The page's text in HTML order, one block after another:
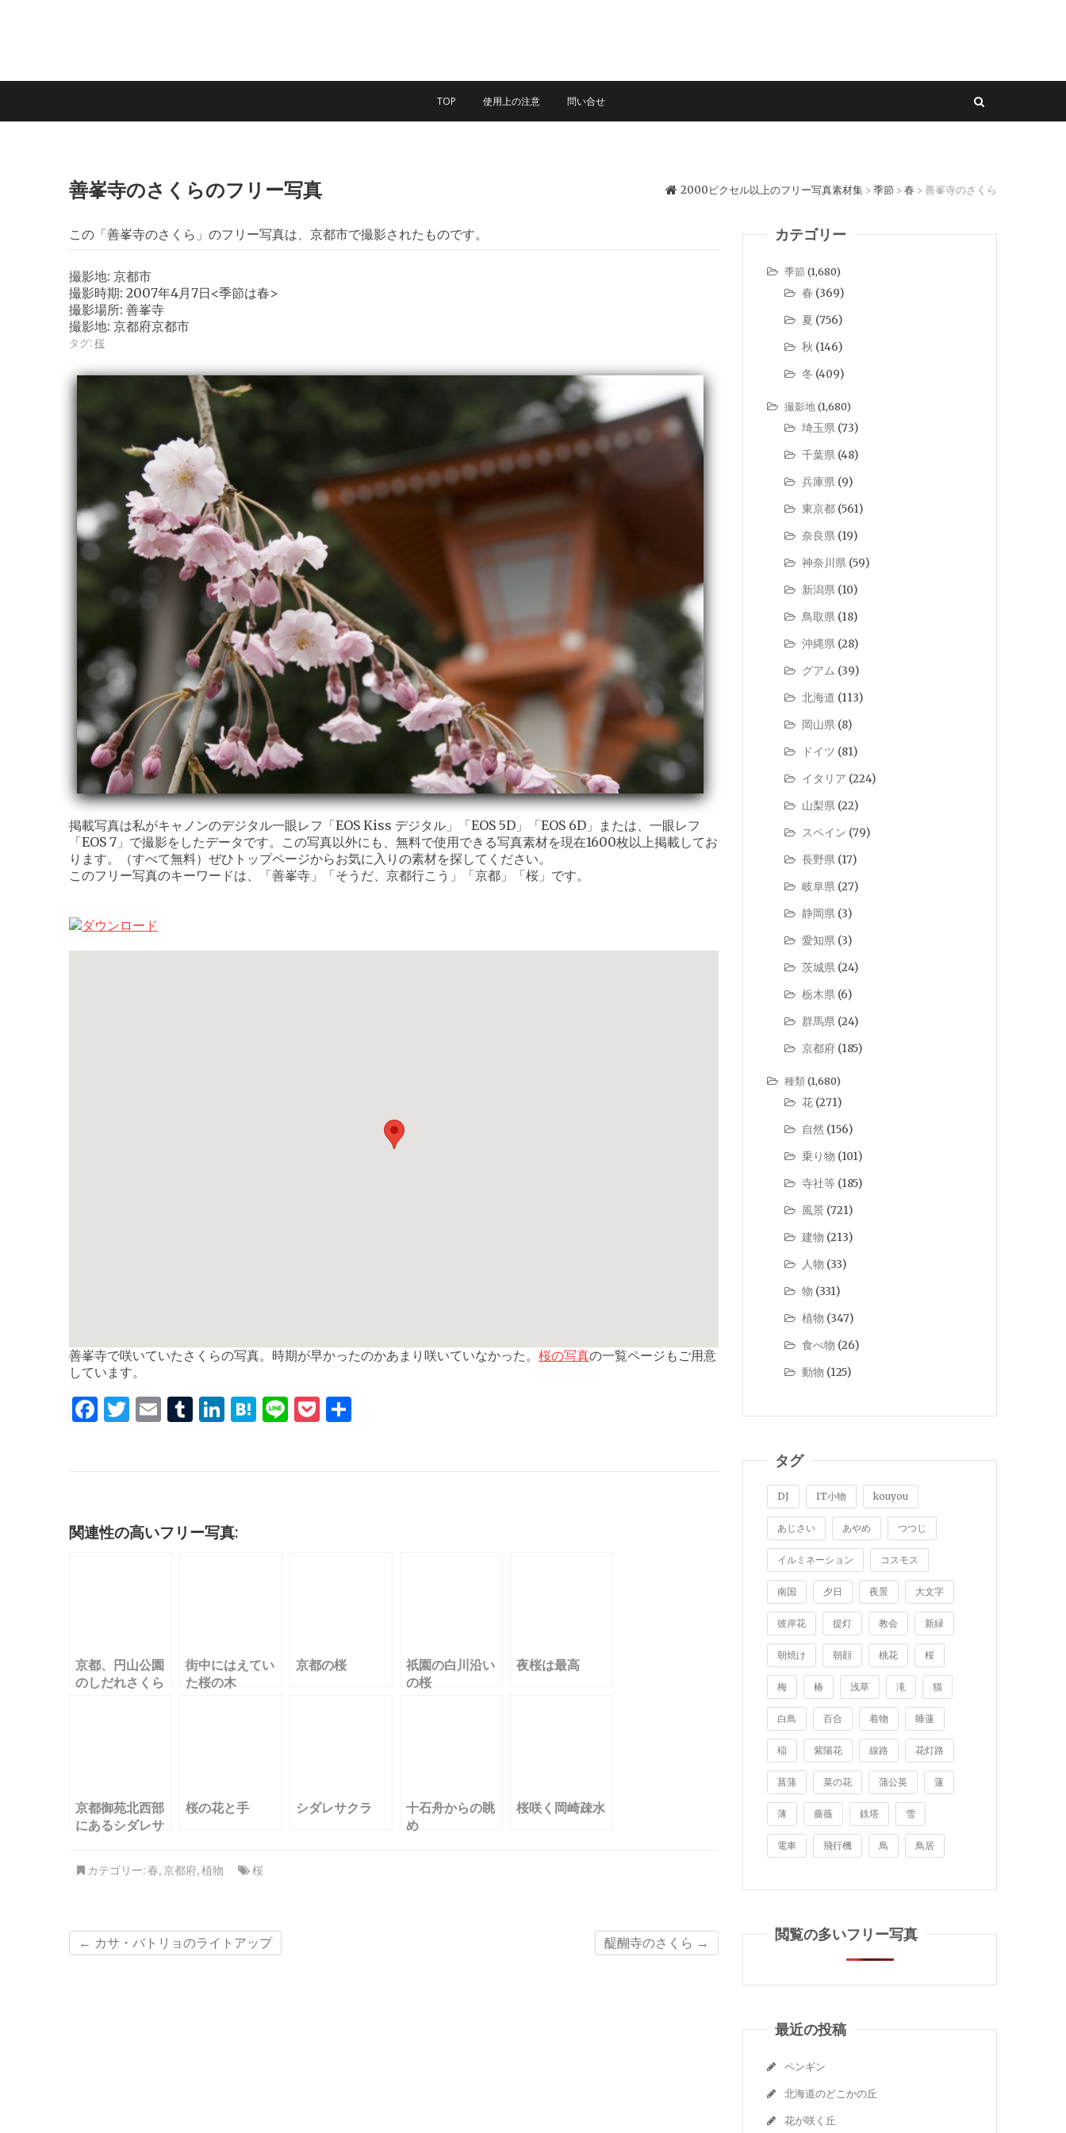
TOP 使用上の注意 問い合せ
善峯寺のさくらのフリー写真 2000ピクセル以上のフリー写真素材集 > 季節 > 春 > 善峯寺のさくら
この「善峯寺のさくら」のフリー写真は、京都市で撮影されたものです。
撮影地: 京都市
撮影時期: 2007年4月7日<季節は春>
撮影場所: 善峯寺
撮影地: 京都府京都市
タグ:桜
掲載写真は私がキャノンのデジタル一眼レフ「EOS Kiss デジタル」「EOS 5D」「EOS 6D」または、一眼レフ
「EOS 7」で撮影をしたデータです。この写真以外にも、無料で使用できる写真素材を現在1600枚以上掲載してお
ります。（すべて無料）ぜひトップページからお気に入りの素材を探してください。
このフリー写真のキーワードは、「善峯寺」「そうだ、京都行こう」「京都」「桜」です。
善峯寺で咲いていたさくらの写真。時期が早かったのかあまり咲いていなかった。 桜の写真の一覧ページもご用意
しています。
F
o
T E T Li
n
H Li P
関連性の高いフリー写真:
京都、円山公園
のしだれさくら
街中にはえてい
た桜の木
京都の桜
祇園の白川沿い
の桜
夜桜は最高
京都御苑北西部
にあるシダレサ
桜の花と手 シダレサクラ
十石舟からの眺
め
桜咲く岡崎疎水
カテゴリー:春, 京都府,植物 桜
← カサ・バトリョのライトアップ 醍醐寺のさくら →
カテゴリー
季節 (1,680)
春 (369)
夏 (756)
秋 (146)
冬 (409)
撮影地(1,680)
埼玉県 (73)
千葉県 (48)
兵庫県 (9)
東京都 (561)
奈良県 (19)
神奈川県 (59)
新潟県 (10)
鳥取県 (18)
沖縄県 (28)
グアム (39)
北海道 (113)
岡山県 (8)
ドイツ (81)
イタリア (224)
山梨県 (22)
スペイン (79)
長野県 (17)
岐阜県 (27)
静岡県 (3)
愛知県 (3)
茨城県 (24)
栃木県 (6)
群馬県 (24)
京都府 (185)
種類(1,680)
花 (271)
自然 (156)
乗り物 (101)
寺社等 (185)
風景 (721)
建物 (213)
人物 (33)
物 (331)
植物 (347)
食べ物 (26)
動物 (125)
タグ
DJ IT小物 kouyou
あじさい あやめ つつじ
イルミネーション コスモス
南国 夕日 夜景 大文字
彼岸花 提灯 教会 新緑
朝焼け 朝顔 桃花 桜
梅 椿 浅草 滝 猫
白鳥 百合 着物 睡蓮
稲 紫陽花 線路 花灯路
菖蒲 菜の花 蒲公英 蓮
薄 薔薇 鉄塔 雪
電車 飛行機 鳥 鳥居
閲覧の多いフリー写真
最近の投稿
ペンギン
北海道のどこかの丘
花が咲く丘